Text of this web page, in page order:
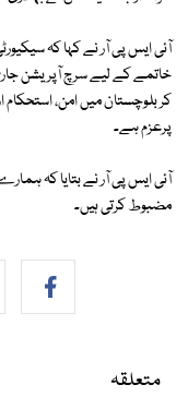
آئی ایس پی آر نے کہا کہ
خاتمے کے لیے سرچ آپریشن
کر بلوچستان میں امن، استحکام
پرعزم ہے۔
آئی ایس پی آر نے بتایا کہ
مضبوط کرتی ہیں۔
متعلقہ